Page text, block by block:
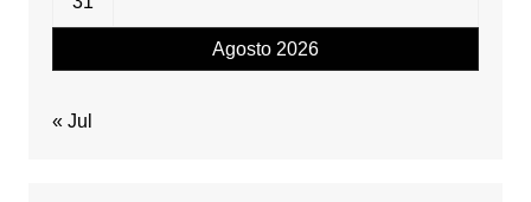
Agosto 2026
« Jul